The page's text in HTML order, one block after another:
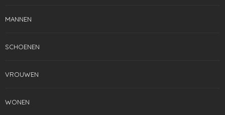
MANNEN
SCHOENEN
VROUWEN
WONEN